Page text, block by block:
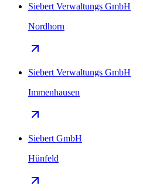
Siebert Verwaltungs GmbH
Nordhorn
Siebert Verwaltungs GmbH
Immenhausen
Siebert GmbH
Hünfeld